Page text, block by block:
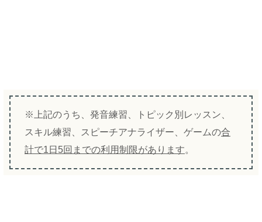
※上記のうち、発音練習、トピック別レッスン、
スキル練習、スピーチアナライザー、ゲームの合
計で1日5回までの利用制限があります。